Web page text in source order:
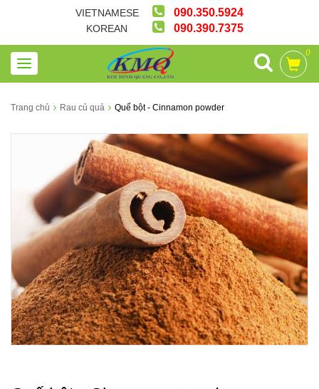
VIETNAMESE 090.350.5924
KOREAN 090.390.7375
0
Trang chủ Rau củ quả Quế bột - Cinnamon powder